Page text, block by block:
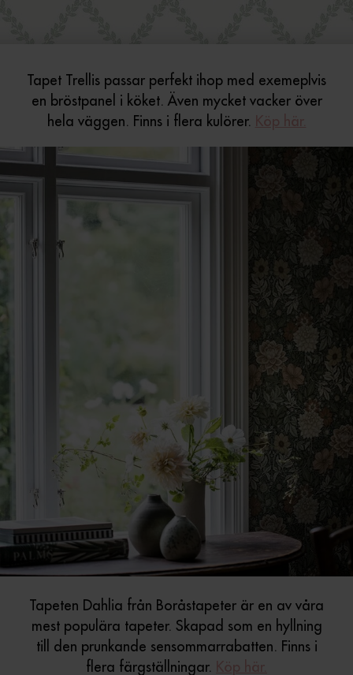
Tapet Trellis passar perfekt ihop med exemeplvis
en bröstpanel i köket. Även mycket vacker över
hela väggen. Finns i flera kulörer.
Tapeten Dahlia från Boråstapeter är en av våra
mest populära tapeter. Skapad som en hyllning
till den prunkande sensommarrabatten. Finns i
flera färgställningar.